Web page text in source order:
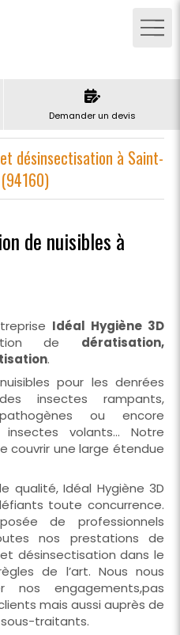
Demander un devis
désinsectisation à Saint-
de nuisibles à
Idéal Hygiène 3D
de dératisation,
.
pour les denrées
insectes rampants,
ou encore
volants... Notre
couvrir une large étendue
qualité, Idéal Hygiène 3D
toute concurrence.
de professionnels
nos prestations de
désinsectisation dans le
de l’art. Nous nous
nos engagements,pas
mais aussi auprès de
traitants.